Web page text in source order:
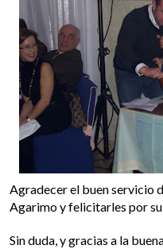
Agradecer el buen servicio
Agarimo y felicitarles por
Sin duda, y gracias a la